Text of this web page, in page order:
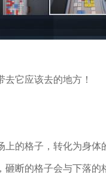
它应该去的地方！
的格子，转化为身体
断的格子会与下落